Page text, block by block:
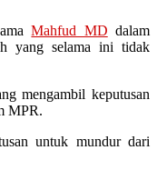
Mahfud MD dalam
yang selama ini tidak
mengambil keputusan
MPR.
untuk mundur dari